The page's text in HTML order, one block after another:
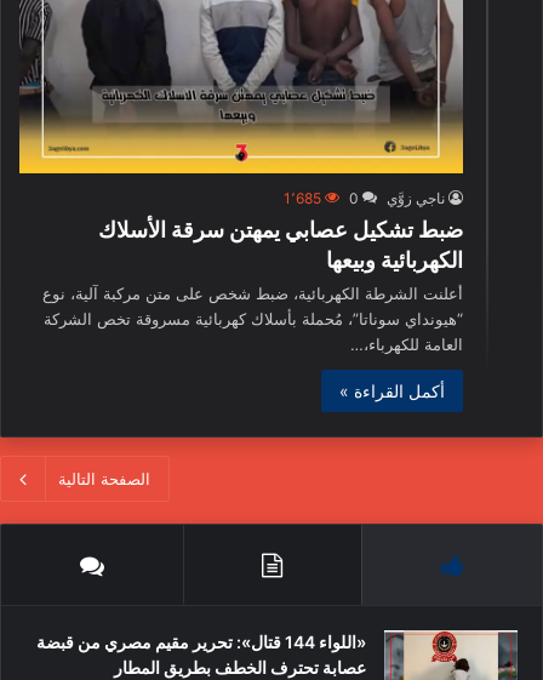
ناجي زوَّي 0 1٬685
ضبط تشكيل عصابي يمهتن سرقة الأسلاك
الكهربائية وبيعها
أعلنت الشرطة الكهربائية، ضبط شخص على متن مركبة آلية، نوع
“هيونداي سوناتا”، مُحملة بأسلاك كهربائية مسروقة تخص الشركة
العامة للكهرباء،…
أكمل القراءة »
الصفحة التالية
«اللواء 144 قتال»: تحرير مقيم مصري من قبضة
عصابة تحترف الخطف بطريق المطار